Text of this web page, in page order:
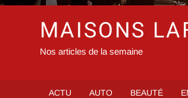
MAISONS
Nos articles de la semaine
ACTU AUTO BEAUTÉ